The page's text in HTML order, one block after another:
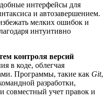
интерфейсы для
и автозавершением.
мелких ошибок и
интуитивно
контроля версий
в коде, облегчая
Программы, такие как Git,
разработки,
совместный учет правок и